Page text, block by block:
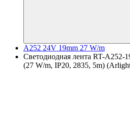
A252 24V 19mm 27 W/m
Светодиодная лента RT-A252-
(27 W/m, IP20, 2835, 5m)